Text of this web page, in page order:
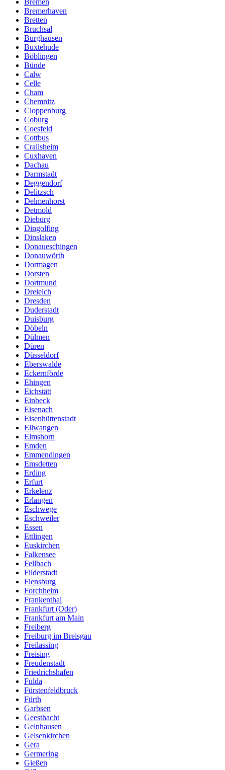
Bremerhaven
Bretten
Bruchsal
Burghausen
Buxtehude
Böblingen
Bünde
Calw
Celle
Cham
Chemnitz
Cloppenburg
Coburg
Coesfeld
Cottbus
Crailsheim
Cuxhaven
Dachau
Darmstadt
Deggendorf
Delitzsch
Delmenhorst
Detmold
Dieburg
Dingolfing
Dinslaken
Donaueschingen
Donauwörth
Dormagen
Dorsten
Dortmund
Dreieich
Dresden
Duderstadt
Duisburg
Döbeln
Dülmen
Düren
Düsseldorf
Eberswalde
Eckernförde
Ehingen
Eichstätt
Einbeck
Eisenach
Eisenhüttenstadt
Ellwangen
Elmshorn
Emden
Emmendingen
Emsdetten
Erding
Erfurt
Erkelenz
Erlangen
Eschwege
Eschweiler
Essen
Ettlingen
Euskirchen
Falkensee
Fellbach
Filderstadt
Flensburg
Forchheim
Frankenthal
Frankfurt (Oder)
Frankfurt am Main
Freiberg
Freiburg im Breisgau
Freilassing
Freising
Freudenstadt
Friedrichshafen
Fulda
Fürstenfeldbruck
Fürth
Garbsen
Geesthacht
Gelnhausen
Gelsenkirchen
Gera
Germering
Gießen